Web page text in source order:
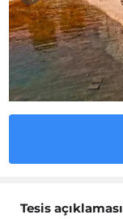
Tesis açıklaması